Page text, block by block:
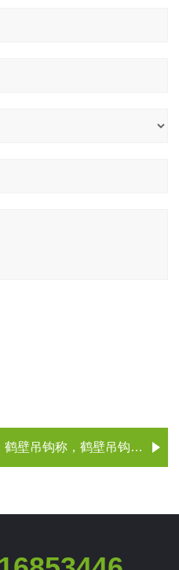
称，鹤壁吊钩称（、厂家）